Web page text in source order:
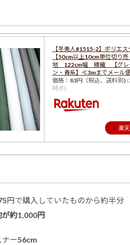
【冬美人#1515-2】ポリエ
【50cm以上10cm単位切り
地 122cm幅 綾織 【グレ
ン・青系】≪3mまでメール
価格：83円（税込、送料別)
時点)
楽
円で購入していたものから約半分
が約1,000円
ー56cm